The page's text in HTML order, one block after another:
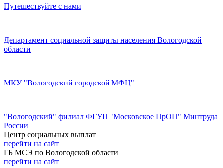
Путешествуйте с нами
Департамент социальной защиты населения Вологодской
области
МКУ "Вологодский городской МФЦ"
"Вологодский" филиал ФГУП "Московское ПрОП" Минтруда
России
Центр социальных выплат
перейти на сайт
ГБ МСЭ по Вологодской области
перейти на сайт